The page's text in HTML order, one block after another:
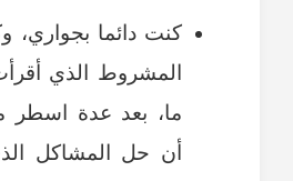
كنت دائما بجواري،
المشروط الذي
ما، بعد عدة اسطر
أن حل المشاكل